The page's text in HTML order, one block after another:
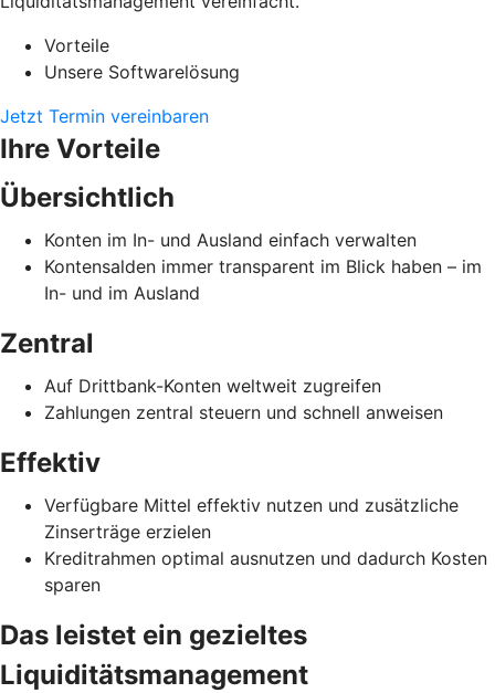
Vorteile
Unsere Softwarelösung
Jetzt Termin vereinbaren
Ihre Vorteile
Übersichtlich
Konten im In- und Ausland einfach verwalten
Kontensalden immer transparent im Blick haben – im
In- und im Ausland
Zentral
Auf Drittbank-Konten weltweit zugreifen
Zahlungen zentral steuern und schnell anweisen
Effektiv
Verfügbare Mittel effektiv nutzen und zusätzliche
Zinserträge erzielen
Kreditrahmen optimal ausnutzen und dadurch Kosten
sparen
Das leistet ein gezieltes
Liquiditätsmanagement